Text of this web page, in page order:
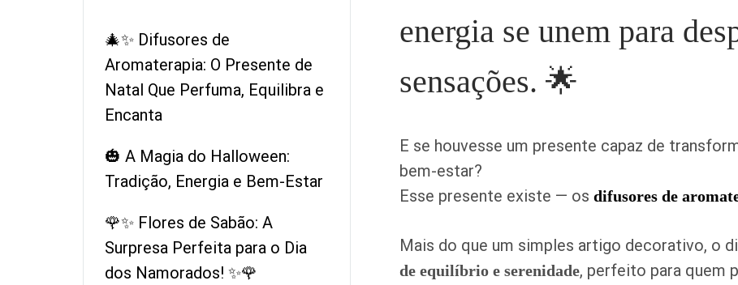
energia se unem para
sensações. 🌟
E se houvesse um presente capaz de
bem-estar?
Esse presente existe — os difusores de
Mais do que um simples artigo decorativo, o
de equilíbrio e serenidade, perfeito para quem
🎄✨ Difusores de
Aromaterapia: O Presente de
Natal Que Perfuma, Equilibra e
Encanta
🎃 A Magia do Halloween:
Tradição, Energia e Bem-Estar
🌹✨ Flores de Sabão: A
Surpresa Perfeita para o Dia
dos Namorados! ✨🌹